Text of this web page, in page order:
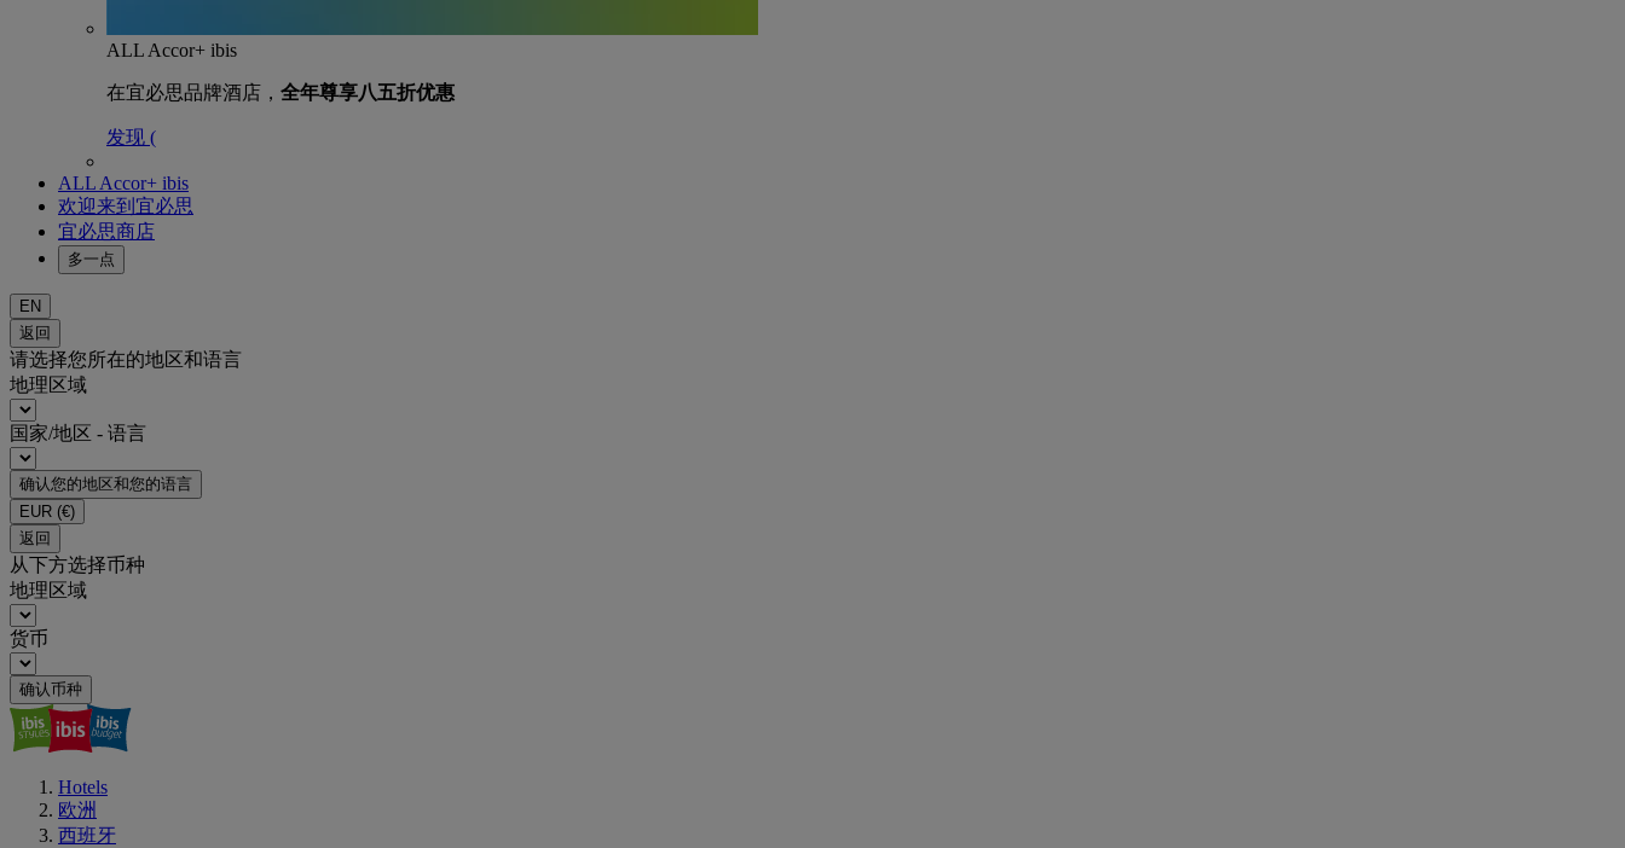
ALL Accor+ ibis
在宜必思品牌酒店， 全年尊享八五折优惠
发现 (
ALL Accor+ ibis
欢迎来到宜必思
宜必思商店
多一点
EN
返回
请选择您所在的地区和语言
地理区域
国家/地区 - 语言
确认您的地区和您的语言
EUR (€)
返回
从下方选择币种
地理区域
货币
确认币种
Hotels
欧洲
西班牙